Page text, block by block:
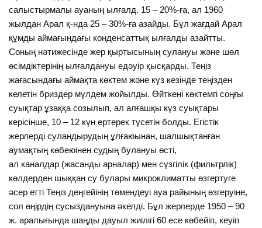
салыстырмалы ауаның ылғалд. 15 – 20%-ға, ал 1960
жылдан Арал қ-нда 25 – 30%-ға азайды. Бұл жағдай Арал
құмды аймағындағы конденсаттық ылғалды азайтты.
Соның нәтижесінде жер қыртысының сулануы және шөл
өсімдіктерінің ылғалдануы едәуір қысқарды. Теңіз
жағасындағы аймақта көктем және күз кезінде теңізден
келетін бриздер мүлдем жойылды. Өйткені көктемгі соңғы
суықтар ұзаққа созылып, ал алғашқы күз суықтары
керісінше, 10 – 12 күн ертерек түсетін болды. Егістік
жерлерді суландырудың ұлғаюынан, шалшықтанған
аумақтың көбеюінен судың булануы өсті,
ал каналдар (жасанды арналар) мен сүзгілік (фильтрлік)
көлдерден шыққан су булары микроклиматты өзгертуге
әсер етті Теңіз деңгейінің төмендеуі ауа райының өзгеруіне,
сол өңірдің сусыздануына әкелді. Бұл жерлерде 1950 – 90
ж. аралығында шаңды дауыл жиілігі 60 есе көбейіп, кеуіп